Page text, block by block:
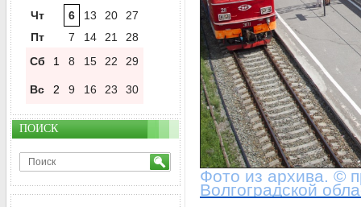
Фото из архива. ©
Волгоградской
Чт
6 13 20
27
Пт
7 14 21
28
Сб
1 8 15 22 29
Вс 2 9 16 23 30
ПОИСК